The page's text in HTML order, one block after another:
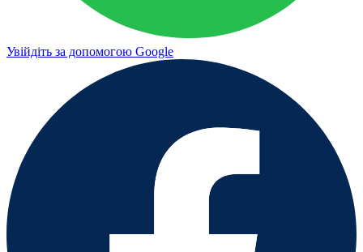
Увійдіть за допомогою Google